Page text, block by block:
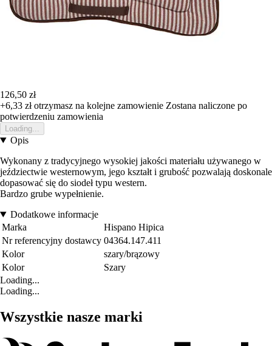
126,50 zł
+6,33 złotrzymasz na kolejne zamowienie Zostana naliczone po
potwierdzeniu zamowienia
Loading...
Opis
Wykonany z tradycyjnego wysokiej jakości materiału używanego w
jeździectwie westernowym, jego kształt i grubość pozwalają doskonale
dopasować się do siodeł typu western.
Bardzo grube wypełnienie.
Dodatkowe informacje
Marka
Hispano Hipica
Nr referencyjny dostawcy 04364.147.411
Kolor
szary/brązowy
Kolor
Szary
Loading...
Loading...
Wszystkie nasze marki